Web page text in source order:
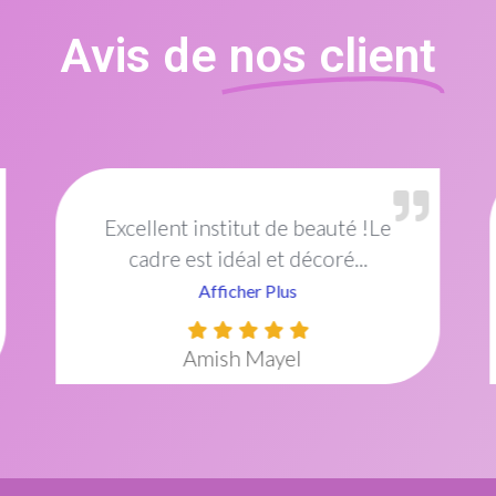
Avis de nos client
Topissiiiiiiime
... C'est un
établissement que je
recommande vivement pour...
Afficher Plus
Aminatou NDIAYE